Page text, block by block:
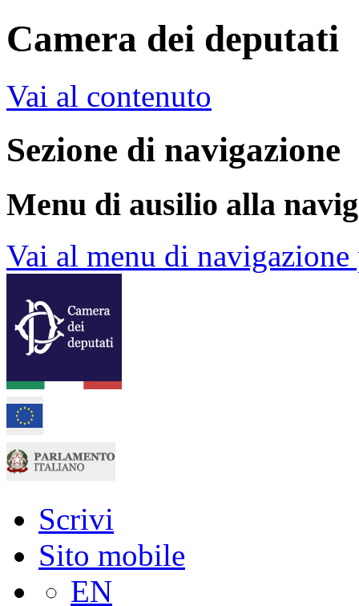
Camera dei deputati
Vai al contenuto
Sezione di navigazione
Menu di ausilio alla
Vai al menu di
Scrivi
Sito mobile
EN